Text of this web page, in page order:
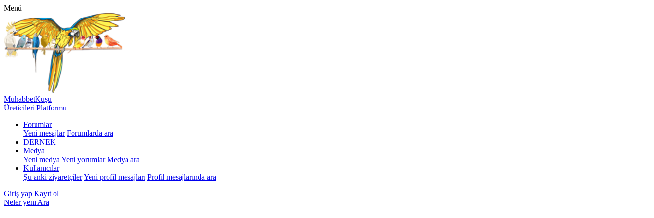
Menü
MuhabbetKuşu
Üreticileri Platformu
Forumlar
Yeni mesajlar Forumlarda ara
DERNEK
Medya
Yeni medya Yeni yorumlar Medya ara
Kullanıcılar
Şu anki ziyaretçilerYeni profil mesajları Profil mesajlarında ara
Giriş yap Kayıt ol
Neler yeni Ara